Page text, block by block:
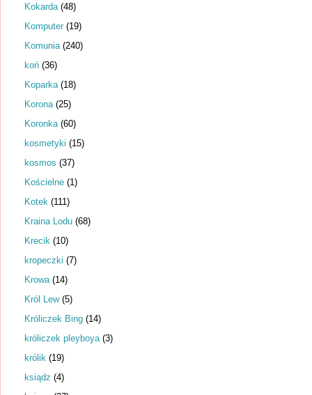
Kokarda (48)
Komputer (19)
Komunia (240)
koń (36)
Koparka (18)
Korona (25)
Koronka (60)
kosmetyki (15)
kosmos (37)
Kościelne (1)
Kotek (111)
Kraina Lodu (68)
Krecik (10)
kropeczki (7)
Krowa (14)
Król Lew (5)
Króliczek Bing (14)
króliczek pleyboya (3)
królik (19)
ksiądz (4)